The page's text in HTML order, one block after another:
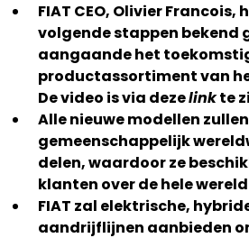
FIAT CEO, Olivier Francois,
volgende stappen bekend
aangaande het
productassortiment van
De video is via dezelinkte
Alle nieuwe modellen
gemeenschappelijk
delen, waardoor ze
klanten over de hele
FIAT zal elektrische,
aandrijflijnen aanbieden